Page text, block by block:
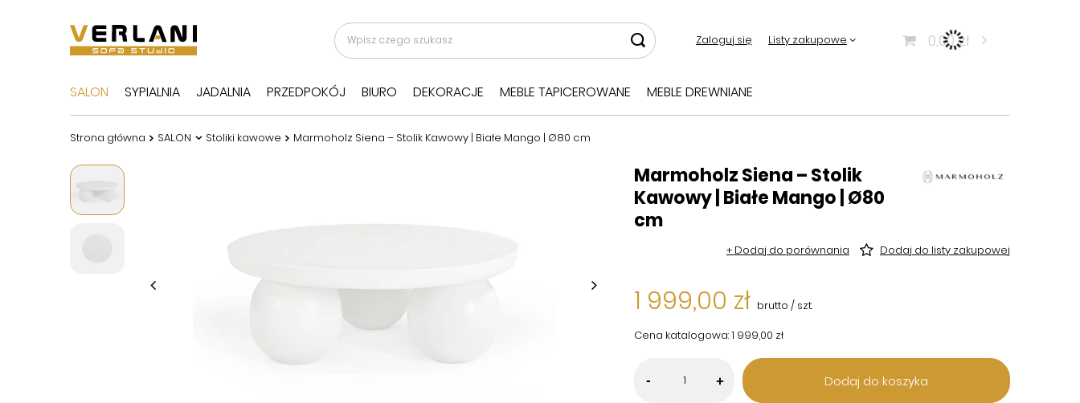
Zaloguj się Listy zakupowe 0,00 zł
SALON SYPIALNIA JADALNIA PRZEDPOKÓJ BIURO DEKORACJE MEBLE TAPICEROWANE MEBLE DREWNIANE
Strona główna SALON Stoliki kawowe Marmoholz Siena – Stolik Kawowy | Białe Mango | Ø80 cm
Marmoholz Siena – Stolik
Kawowy | Białe Mango | Ø80
cm
+ Dodaj do porównania Dodaj do listy zakupowej
1 999,00 zł brutto / szt.
Cena katalogowa:1 999,00 zł
- + Dodaj do koszyka